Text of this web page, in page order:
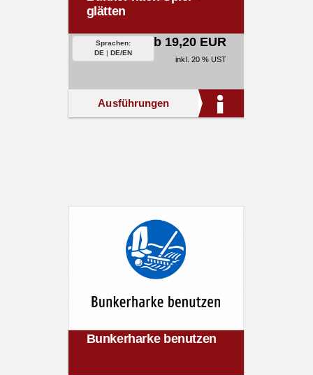
glätten
Sprachen:
DE | DE/EN
ab 19,20 EUR
inkl. 20 % UST
Ausführungen
Bunkerharke benutzen